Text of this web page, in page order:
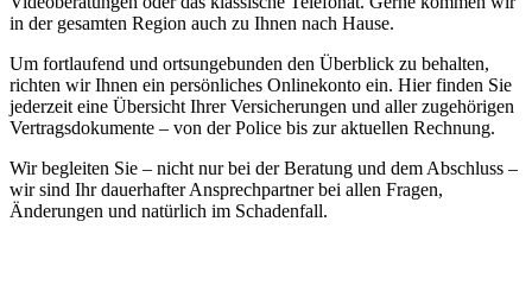
in der gesamten Region auch zu Ihnen nach Hause.
Um fortlaufend und ortsungebunden den Überblick zu behalten,
richten wir Ihnen ein persönliches Onlinekonto ein. Hier finden Sie
jederzeit eine Übersicht Ihrer Versicherungen und aller zugehörigen
Vertragsdokumente – von der Police bis zur aktuellen Rechnung.
Wir begleiten Sie – nicht nur bei der Beratung und dem Abschluss –
wir sind Ihr dauerhafter Ansprechpartner bei allen Fragen,
Änderungen und natürlich im Schadenfall.